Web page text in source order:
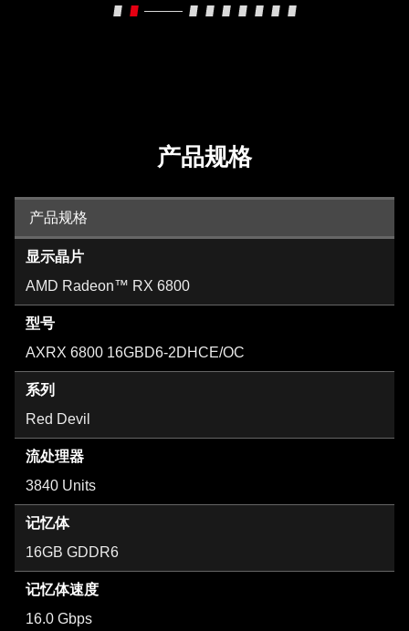
产品规格
产品规格
显示晶片
AMD Radeon™ RX 6800
型号
AXRX 6800 16GBD6-2DHCE/OC
系列
Red Devil
流处理器
3840 Units
记忆体
16GB GDDR6
记忆体速度
16.0 Gbps